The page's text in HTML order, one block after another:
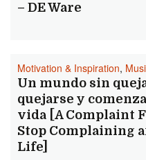
– DE Ware
Motivation & Inspiration,
Un mundo sin
quejarse y
vida [A Complaint
Stop Complaining
Life]